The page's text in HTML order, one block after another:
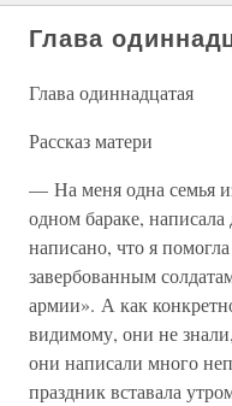
Глава
Глава одиннадцатая
Рассказ матери
— На меня одна семья
одном бараке,
написано, что я
завербованным
армии». А как
видимому, они не
они написали много
праздник вставала